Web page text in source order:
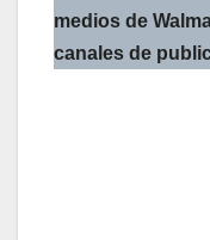
medios de
canales de